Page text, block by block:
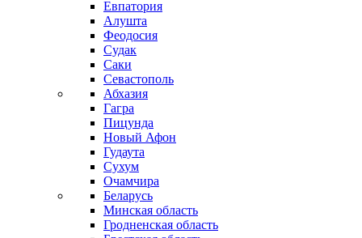
Евпатория
Алушта
Феодосия
Судак
Саки
Севастополь
Абхазия
Гагра
Пицунда
Новый Афон
Гудаута
Сухум
Очамчира
Беларусь
Минская область
Гродненская область